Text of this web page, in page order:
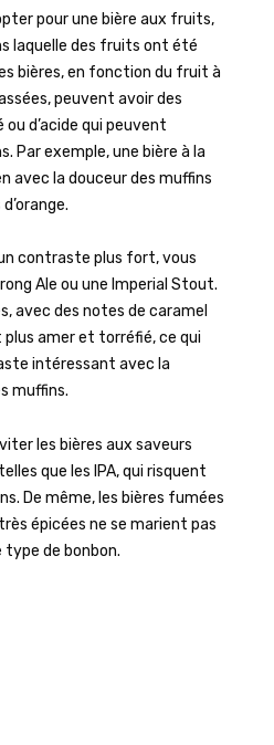
pour une bière aux fruits,
laquelle des fruits ont été
bières, en fonction du fruit à
peuvent avoir des
ou d’acide qui peuvent
Par exemple, une bière à la
avec la douceur des muffins
contraste plus fort, vous
Ale ou une Imperial Stout.
avec des notes de caramel
amer et torréfié, ce qui
intéressant avec la
muffins.
les bières aux saveurs
que les IPA, qui risquent
De même, les bières fumées
épicées ne se marient pas
type de bonbon.